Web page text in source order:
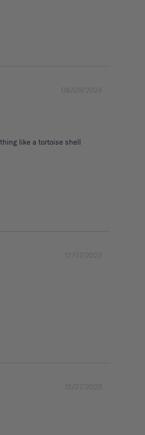
08/09/2024
like a tortoise shell
12/07/2023
12/07/2023